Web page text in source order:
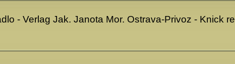
- Verlag Jak. Janota Mor. Ostrava-Privoz - Knick